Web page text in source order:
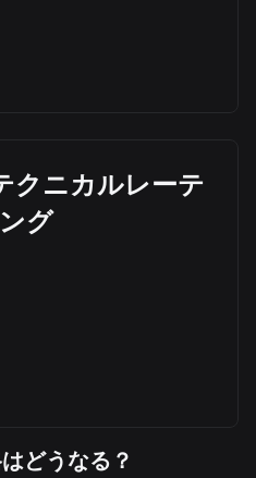
クニカルレーテ
グ
どうなる？